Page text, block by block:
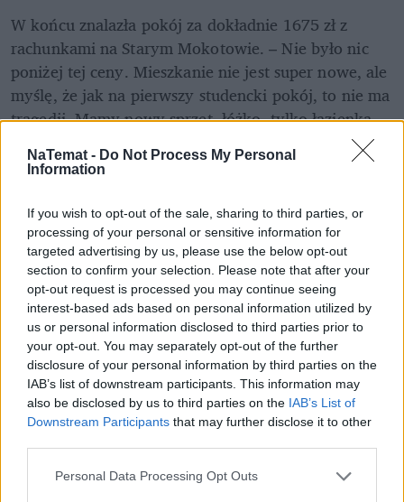
NaTemat - Do Not Process My Personal
Information
If you wish to opt-out of the sale, sharing to third parties, or
processing of your personal or sensitive information for
targeted advertising by us, please use the below opt-out
section to confirm your selection. Please note that after your
opt-out request is processed you may continue seeing
interest-based ads based on personal information utilized by
us or personal information disclosed to third parties prior to
your opt-out. You may separately opt-out of the further
disclosure of your personal information by third parties on the
IAB’s list of downstream participants. This information may
also be disclosed by us to third parties on the IAB’s List of
Downstream Participants that may further disclose it to other
Personal Data Processing Opt Outs
W końcu znalazła pokój za dokładnie 1675 zł z
rachunkami na Starym Mokotowie. – Nie było nic
poniżej tej ceny. Mieszkanie nie jest super nowe, ale
myślę, że jak na pierwszy studencki pokój, to nie ma
tragedii. Mamy nowy sprzęt, łóżko, tylko łazienka
jest w słabszym stanie – ocenia.